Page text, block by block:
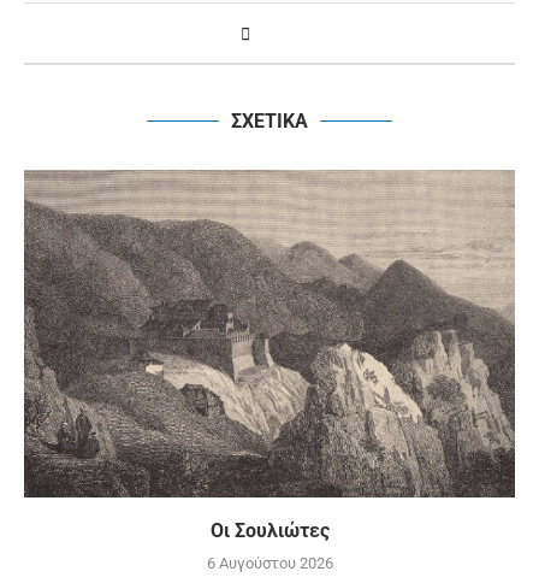
ΣΧΕΤΙΚΑ
Οι Σουλιώτες
6 Αυγούστου 2026